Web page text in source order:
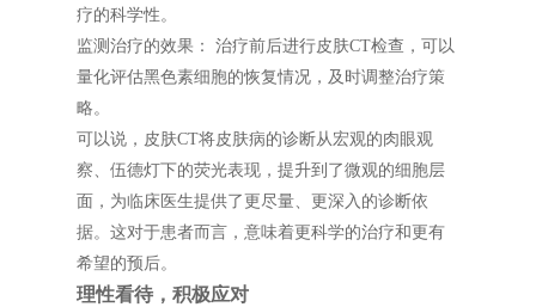
疗的科学性。
监测治疗的效果： 治疗前后进行皮肤CT检查，可以
量化评估黑色素细胞的恢复情况，及时调整治疗策
略。
可以说，皮肤CT将皮肤病的诊断从宏观的肉眼观
察、伍德灯下的荧光表现，提升到了微观的细胞层
面，为临床医生提供了更尽量、更深入的诊断依
据。这对于患者而言，意味着更科学的治疗和更有
希望的预后。
理性看待，积极应对